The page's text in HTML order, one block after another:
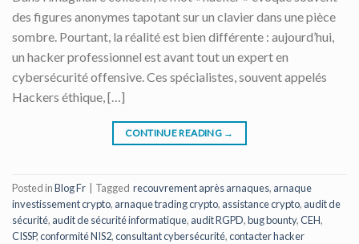
des figures anonymes tapotant sur un clavier dans une pièce
sombre. Pourtant, la réalité est bien différente : aujourd’hui,
un hacker professionnel est avant tout un expert en
cybersécurité offensive. Ces spécialistes, souvent appelés
Hackers éthique, […]
CONTINUE READING →
Posted inBlog Fr Tagged recouvrement après arnaques, arnaque
investissement crypto, arnaque trading crypto, assistance crypto, audit de
sécurité, audit de sécurité informatique, audit RGPD,bug bounty,CEH,
CISSP,conformité NIS2,consultant cybersécurité,contacter hacker